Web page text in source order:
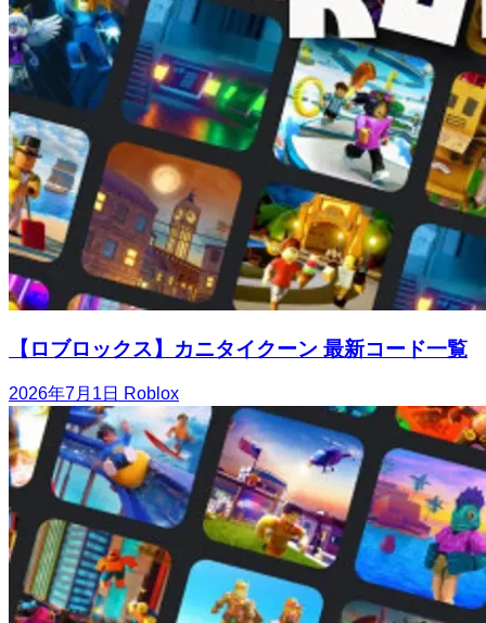
【ロブロックス】カニタイクーン 最新コード一覧
2026年7月1日 Roblox